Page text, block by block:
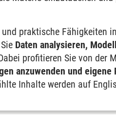
praktische Fähigkeiten
Daten analysieren,
profitieren Sie von der
anzuwenden und
Inhalte werden auf